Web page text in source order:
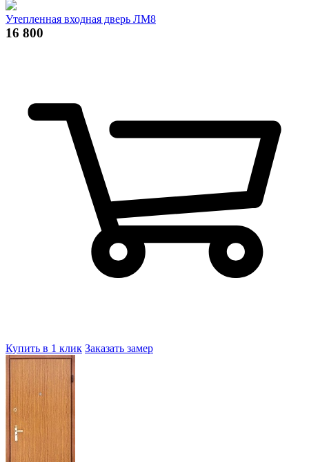
Утепленная входная дверь ЛМ8
16 800
Купить в 1 клик Заказать замер